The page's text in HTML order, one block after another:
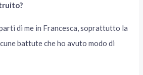
di me in Francesca, soprattutto la
battute che ho avuto modo di